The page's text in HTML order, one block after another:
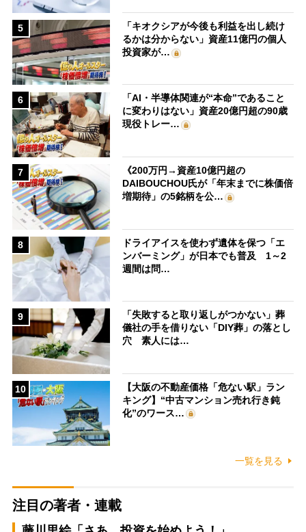
5
「キオクシアが今後も利益を出し続け
るかは分からない」資産11億円の個人
投資家が…
6
「AI・半導体関連が“本命”であること
に変わりはない」資産20億円超の90歳
現役トレー…
7
《200万円→資産10億円超の
DAIBOUCHOU氏が「年末までに株価倍
増期待」の5銘柄を公…
8
ドライアイスを使わず遺体を保つ「エ
ンバーミング」が日本でも普及 1～2
週間は問…
9
「失敗すると取り返しがつかない」葬
儀社の手を借りない「DIY葬」の落とし
穴 素人には…
10
【大阪の不動産価格「危ない駅」ラン
キング】“中古マンション売れ行き鈍
化”のワース…
一覧を見る
注目の著者・連載